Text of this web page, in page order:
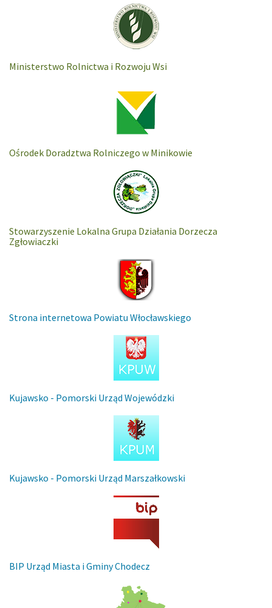
Ministerstwo Rolnictwa i Rozwoju Wsi
Ośrodek Doradztwa Rolniczego w Minikowie
Stowarzyszenie Lokalna Grupa Działania Dorzecza
Zgłowiaczki
Strona internetowa Powiatu Włocławskiego
Kujawsko - Pomorski Urząd Wojewódzki
Kujawsko - Pomorski Urząd Marszałkowski
BIP Urząd Miasta i Gminy Chodecz